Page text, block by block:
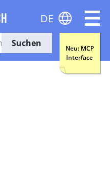
Suchen
Neu: MCP
Interface
DE